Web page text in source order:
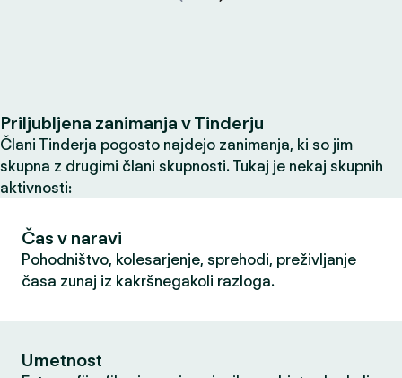
Priljubljena zanimanja v Tinderju
Člani Tinderja pogosto najdejo zanimanja, ki so jim
skupna z drugimi člani skupnosti. Tukaj je nekaj skupnih
aktivnosti:
Čas v naravi
Pohodništvo, kolesarjenje, sprehodi, preživljanje
časa zunaj iz kakršnegakoli razloga.
Umetnost